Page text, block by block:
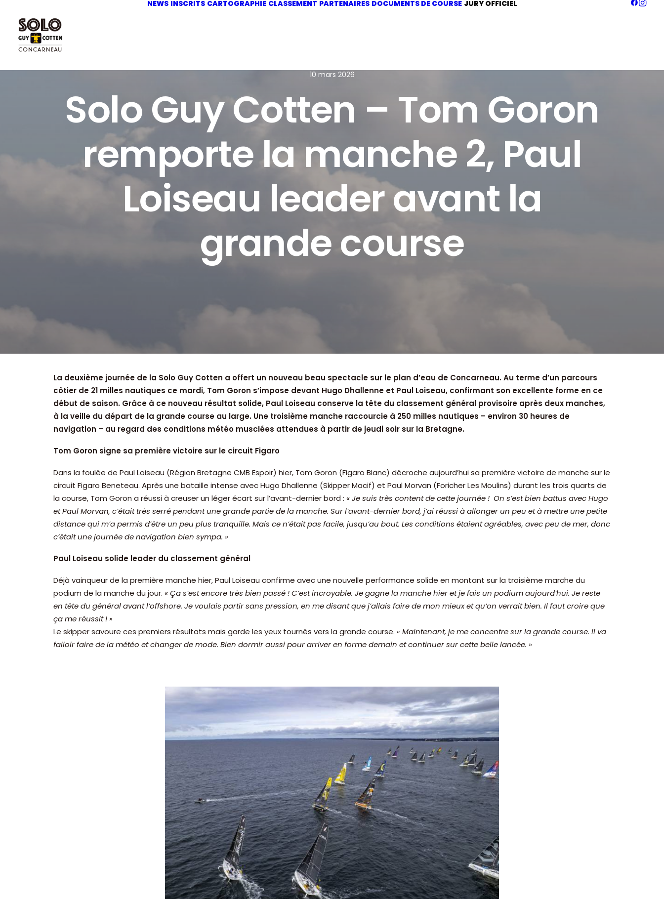
NEWS INSCRITS CARTOGRAPHIE CLASSEMENT PARTENAIRES DOCUMENTS DE COURSE JURY OFFICIEL
10 mars 2026
Solo Guy Cotten – Tom Goron
remporte la manche 2, Paul
Loiseau leader avant la
grande course
La deuxième journée de la Solo Guy Cotten a offert un nouveau beau spectacle sur le plan d’eau de Concarneau. Au terme d’un parcours
côtier de 21 milles nautiques ce mardi, Tom Goron s’impose devant Hugo Dhallenne et Paul Loiseau, confirmant son excellente forme en ce
début de saison. Grâce à ce nouveau résultat solide, Paul Loiseau conserve la tête du classement général provisoire après deux manches,
à la veille du départ de la grande course au large. Une troisième manche raccourcie à 250 milles nautiques – environ 30 heures de
navigation – au regard des conditions météo musclées attendues à partir de jeudi soir sur la Bretagne.
Tom Goron signe sa première victoire sur le circuit Figaro
Dans la foulée de Paul Loiseau (Région Bretagne CMB Espoir) hier, Tom Goron (Figaro Blanc) décroche aujourd’hui sa première victoire de manche sur le
circuit Figaro Beneteau. Après une bataille intense avec Hugo Dhallenne (Skipper Macif) et Paul Morvan (Foricher Les Moulins) durant les trois quarts de
la course, Tom Goron a réussi à creuser un léger écart sur l’avant-dernier bord : « Je suis très content de cette journée ! On s’est bien battus avec Hugo
et Paul Morvan, c’était très serré pendant une grande partie de la manche. Sur l’avant-dernier bord, j’ai réussi à allonger un peu et à mettre une petite
distance qui m’a permis d’être un peu plus tranquille. Mais ce n’était pas facile, jusqu’au bout. Les conditions étaient agréables, avec peu de mer, donc
c’était une journée de navigation bien sympa. »
Paul Loiseau solide leader du classement général
Déjà vainqueur de la première manche hier, Paul Loiseau confirme avec une nouvelle performance solide en montant sur la troisième marche du
podium de la manche du jour. « Ça s’est encore très bien passé ! C’est incroyable. Je gagne la manche hier et je fais un podium aujourd’hui. Je reste
en tête du général avant l’offshore. Je voulais partir sans pression, en me disant que j’allais faire de mon mieux et qu’on verrait bien. Il faut croire que
ça me réussit ! »
Le skipper savoure ces premiers résultats mais garde les yeux tournés vers la grande course. « Maintenant, je me concentre sur la grande course. Il va
falloir faire de la météo et changer de mode. Bien dormir aussi pour arriver en forme demain et continuer sur cette belle lancée. »